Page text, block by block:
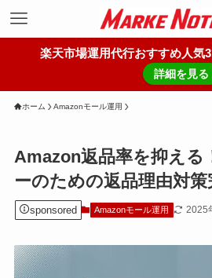
楽天市場運用代行おすすめ人気
詳細を見る
ホーム Amazonモール運用
Amazon返品率を抑える
ーのための返品理由対
sponsored Amazonモール運用 2025